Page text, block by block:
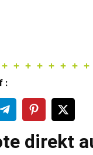
:
direkt